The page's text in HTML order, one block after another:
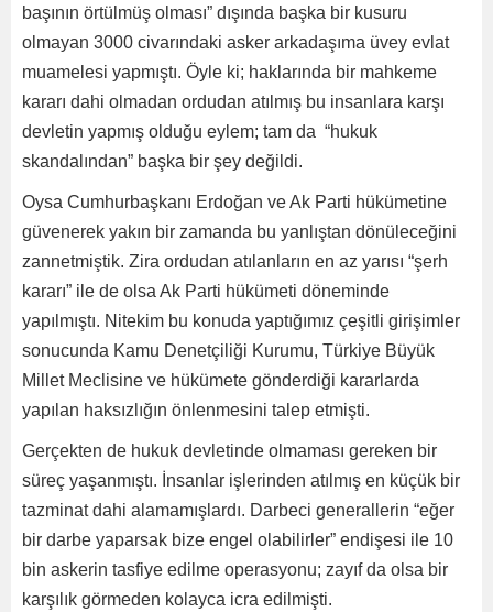
başının örtülmüş olması” dışında başka bir kusuru
olmayan 3000 civarındaki asker arkadaşıma üvey evlat
muamelesi yapmıştı. Öyle ki; haklarında bir mahkeme
kararı dahi olmadan ordudan atılmış bu insanlara karşı
devletin yapmış olduğu eylem; tam da “hukuk
skandalından” başka bir şey değildi.
Oysa Cumhurbaşkanı Erdoğan ve Ak Parti hükümetine
güvenerek yakın bir zamanda bu yanlıştan dönüleceğini
zannetmiştik. Zira ordudan atılanların en az yarısı “şerh
kararı” ile de olsa Ak Parti hükümeti döneminde
yapılmıştı. Nitekim bu konuda yaptığımız çeşitli girişimler
sonucunda Kamu Denetçiliği Kurumu, Türkiye Büyük
Millet Meclisine ve hükümete gönderdiği kararlarda
yapılan haksızlığın önlenmesini talep etmişti.
Gerçekten de hukuk devletinde olmaması gereken bir
süreç yaşanmıştı. İnsanlar işlerinden atılmış en küçük bir
tazminat dahi alamamışlardı. Darbeci generallerin “eğer
bir darbe yaparsak bize engel olabilirler” endişesi ile 10
bin askerin tasfiye edilme operasyonu; zayıf da olsa bir
karşılık görmeden kolayca icra edilmişti.